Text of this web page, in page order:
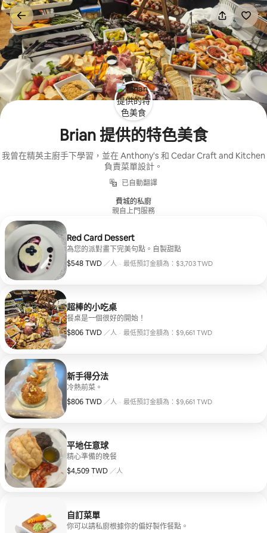
略
過
以
前
往
內
容
Brian 提供的特色美食
我曾在精英主廚手下學習，並在 Anthony's 和 Cedar Craft and Kitchen
負責菜單設計。
已自動翻譯
費城的私廚
親自上門服務
Red Card Dessert
為您的派對畫下完美句點。自製甜點
$548 TWD ／人
每人 $548 TWD · 最低預訂金額為：$3,703 TWD
超棒的小吃桌
餐桌是一個很好的開始！
$806 TWD ／人
每人 $806 TWD · 最低預訂金額為：$9,661 TWD
新手得分法
冷熱前菜。
$806 TWD ／人
每人 $806 TWD · 最低預訂金額為：$9,661 TWD
平地任意球
精心準備的晚餐
$4,509 TWD ／人
每人 $4,509 TWD
自訂菜單
你可以請私廚根據你的偏好製作餐點。